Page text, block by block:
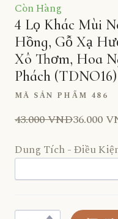
Còn Hàng
4 Lọ Khác Mùi
Hồng, Gỗ Xạ
Xô Thơm, Hoa
Phách (TDNO16)
MÃ SẢN PHẨM 486
43.000 VND36.000
Dung Tích - Điều